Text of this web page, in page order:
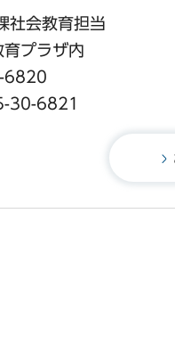
社会教育担当
プラザ内
6820
30-6821